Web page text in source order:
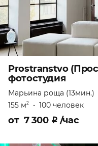
Prostranstvo
фотостудия
Марьина роща (13мин.)
155 м2 • 100 человек
от 7 300 ₽ /час